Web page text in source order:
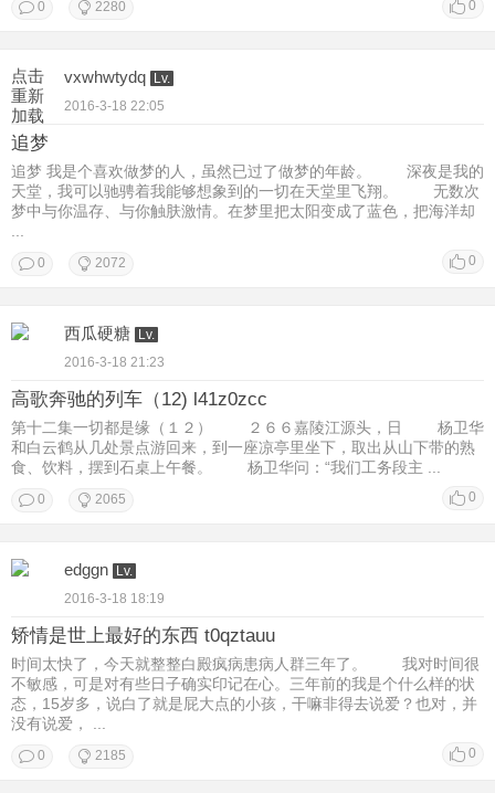
0
0 2280
点击
重新
加载
vxwhwtydq
Lv.
2016-3-18 22:05
追梦
追梦 我是个喜欢做梦的人，虽然已过了做梦的年龄。 深夜是我的
天堂，我可以驰骋着我能够想象到的一切在天堂里飞翔。 无数次
梦中与你温存、与你触肤激情。在梦里把太阳变成了蓝色，把海洋却
...
0
0 2072
西瓜硬糖
Lv.
2016-3-18 21:23
高歌奔驰的列车（12) l41z0zcc
第十二集一切都是缘（１２） ２６６嘉陵江源头，日 杨卫华
和白云鹤从几处景点游回来，到一座凉亭里坐下，取出从山下带的熟
食、饮料，摆到石桌上午餐。 杨卫华问：“我们工务段主 ...
0
0 2065
edggn
Lv.
2016-3-18 18:19
矫情是世上最好的东西 t0qztauu
时间太快了，今天就整整白殿疯病患病人群三年了。 我对时间很
不敏感，可是对有些日子确实印记在心。三年前的我是个什么样的状
态，15岁多，说白了就是屁大点的小孩，干嘛非得去说爱？也对，并
没有说爱， ...
0
0 2185